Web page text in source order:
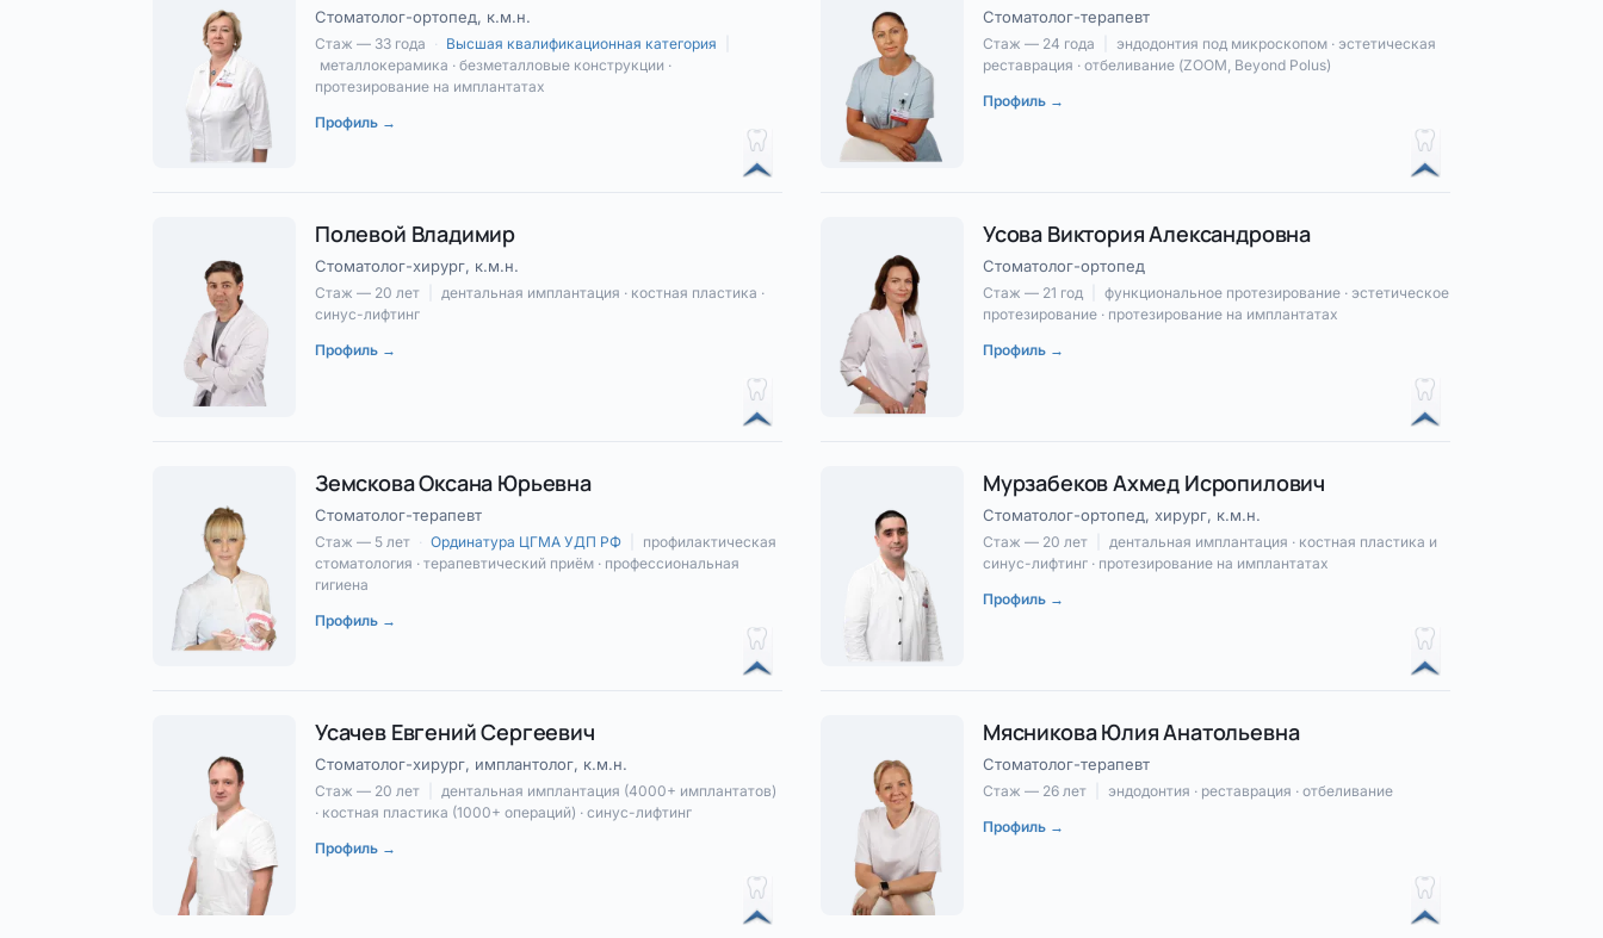
Стоматолог-ортопед, к.м.н.
Стаж — 33 года · Высшая квалификационная категория
металлокерамика · безметалловые конструкции ·
протезирование на имплантатах
Профиль →
Стоматолог-терапевт
Стаж — 24 года
эндодонтия под микроскопом · эстетическая
реставрация · отбеливание (ZOOM, Beyond Polus)
Профиль →
Полевой Владимир
Стоматолог-хирург, к.м.н.
Стаж — 20 лет
дентальная имплантация · костная пластика ·
синус-лифтинг
Профиль →
Усова Виктория Александровна
Стоматолог-ортопед
Стаж — 21 год
функциональное протезирование · эстетическое
протезирование · протезирование на имплантатах
Профиль →
Земскова Оксана Юрьевна
Стоматолог-терапевт
Стаж — 5 лет · Ординатура ЦГМА УДП РФ
профилактическая
стоматология · терапевтический приём · профессиональная
гигиена
Профиль →
Мурзабеков Ахмед Исропилович
Стоматолог-ортопед, хирург, к.м.н.
Стаж — 20 лет
дентальная имплантация · костная пластика и
синус-лифтинг · протезирование на имплантатах
Профиль →
Усачев Евгений Сергеевич
Стоматолог-хирург, имплантолог, к.м.н.
Стаж — 20 лет
дентальная имплантация (4000+ имплантатов)
· костная пластика (1000+ операций) · синус-лифтинг
Профиль →
Мясникова Юлия Анатольевна
Стоматолог-терапевт
Стаж — 26 лет
эндодонтия · реставрация · отбеливание
Профиль →